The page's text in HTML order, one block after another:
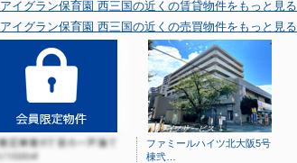
アイグラン保育園 西三国の近くの賃貸物件をもっと見る
アイグラン保育園 西三国の近くの売買物件をもっと見る
ファミールハイツ北大阪5号
棟弐…